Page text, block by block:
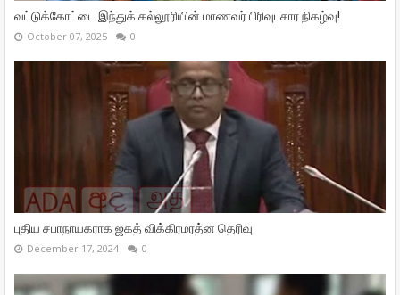
வட்டுக்கோட்டை இந்துக் கல்லூரியின் மாணவர் பிரிவுபசார நிகழ்வு!
October 07, 2025 0
புதிய சபாநாயகராக ஜகத் விக்கிரமரத்ன தெரிவு
December 17, 2024 0